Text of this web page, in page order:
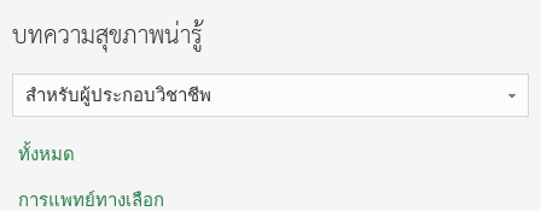
บทความสุขภาพน่ารู้
สำหรับผู้ประกอบวิชาชีพ
ทั้งหมด
การแพทย์ทางเลือก